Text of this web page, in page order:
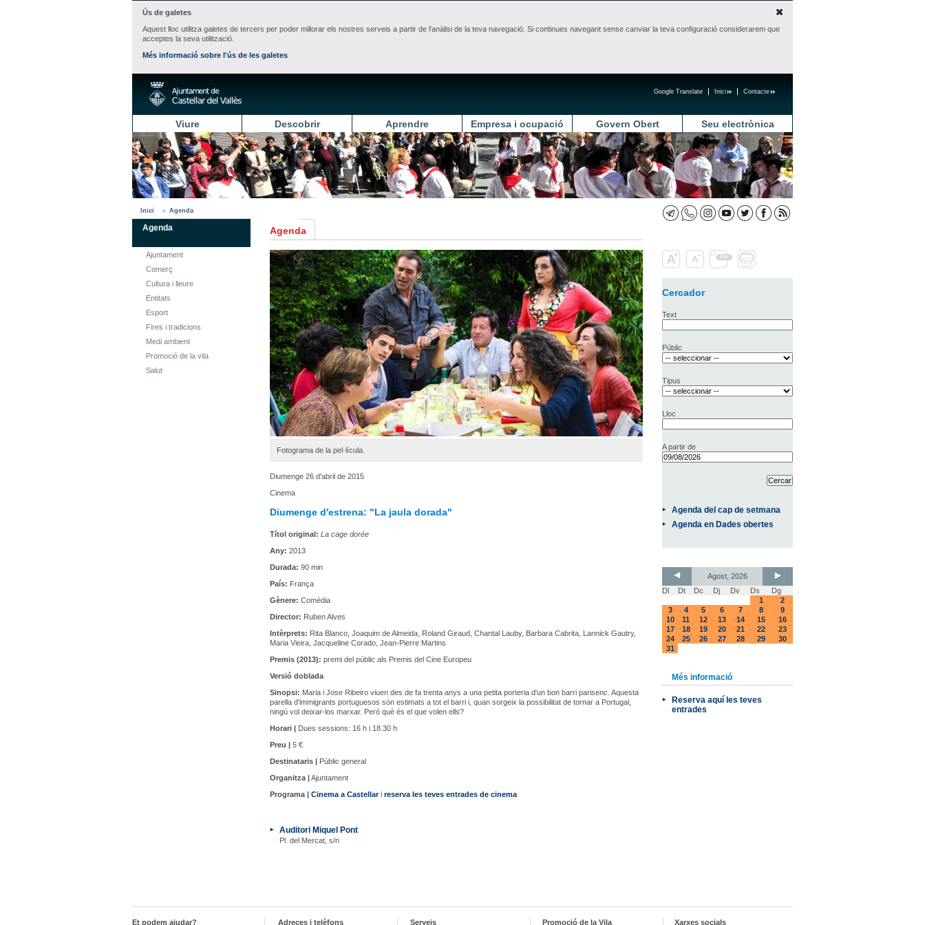
Ús de galetes
Aquest lloc utilitza galetes de tercers per poder millorar els nostres serveis a partir de l'anàlisi de la teva navegació. Si continues navegant sense canviar la teva configuració considerarem que
acceptes la seva utilització.
Més informació sobre l'ús de les galetes
Contacte
Inici
Google Translate
Viure Descobrir Aprendre Empresa i ocupació Govern Obert Seu electrònica
Inici Agenda
Agenda
Ajuntament
Comerç
Cultura i lleure
Entitats
Esport
Fires i tradicions
Medi ambient
Promoció de la vila
Salut
Agenda
Fotograma de la pel·lícula.
Diumenge 26 d'abril de 2015
Cinema
Diumenge d'estrena: "La jaula dorada"
Títol original: La cage dorée
Any: 2013
Durada: 90 min
País: França
Gènere: Comèdia
Director: Ruben Alves
Intèrprets: Rita Blanco, Joaquim de Almeida, Roland Giraud, Chantal Lauby, Barbara Cabrita, Lannick Gautry,
Maria Vieira, Jacqueline Corado, Jean-Pierre Martins
Premis (2013): premi del públic als Premis del Cine Europeu
Versió doblada
Sinopsi: Maria i Jose Ribeiro viuen des de fa trenta anys a una petita porteria d'un bon barri parisenc. Aquesta
parella d'immigrants portuguesos són estimats a tot el barri i, quan sorgeix la possibilitat de tornar a Portugal,
ningú vol deixar-los marxar. Però què és el que volen ells?
Horari | Dues sessions: 16 h i 18.30 h
Preu | 5 €
Destinataris | Públic general
Organitza |Ajuntament
Programa | Cinema a Castellari reserva les teves entrades de cinema
Auditori Miquel Pont
Pl. del Mercat, s/n
Cercador
Text
Públic
Tipus
Lloc
A partir de
Agenda del cap de setmana
Agenda en Dades obertes
Agost, 2026
Dl
Dt Dc Dj Dv Ds
Dg
1
2
3
4 5 6 7 8
9
10
11 12 13 14 15
16
17
18 19 20 21 22
23
24
25 26 27 28 29
30
31
Més informació
Reserva aquí les teves
entrades
Et podem ajudar? Adreces i telèfons Serveis Promoció de la Vila Xarxes socials